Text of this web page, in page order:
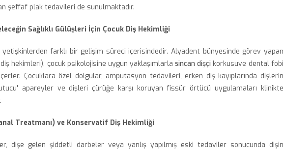
şeffaf plak tedavileri de sunulmaktadır.
Sağlıklı Gülüşleri İçin Çocuk Diş Hekimliği
yetişkinlerden farklı bir gelişim süreci içerisindedir. Alyadent bünyesinde görev yapan
hekimleri), çocuk psikolojisine uygun yaklaşımlarlasincan dişçi korkusuve dental fobi
Çocuklara özel dolgular, amputasyon tedavileri, erken diş kayıplarında dişlerin
apareyler ve dişleri çürüğe karşı koruyan fissür örtücü uygulamaları klinikte
Treatmanı) ve Konservatif Diş Hekimliği
dişe gelen şiddetli darbeler veya yanlış yapılmış eski tedaviler sonucunda dişin